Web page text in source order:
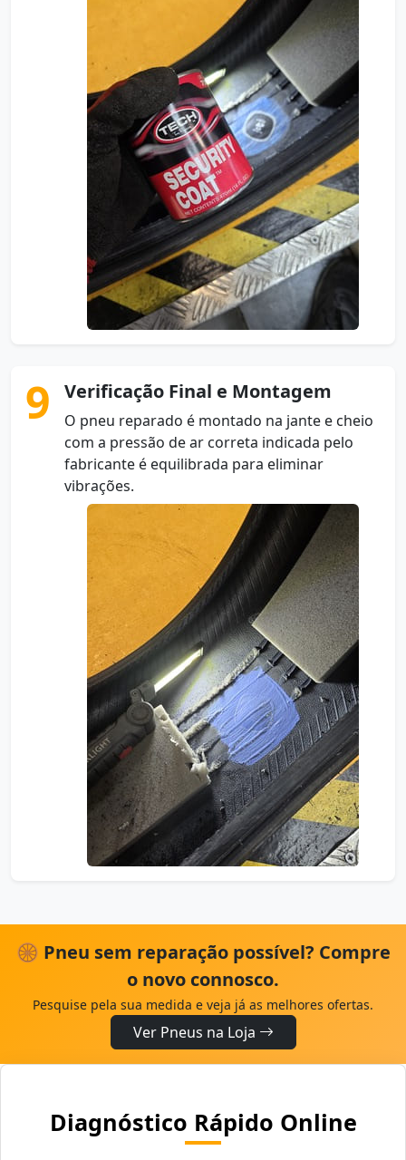
9 Verificação Final e Montagem
O pneu reparado é montado na jante e cheio
com a pressão de ar correta indicada pelo
fabricante é equilibrada para eliminar
vibrações.
🛞 Pneu sem reparação possível? Compre
o novo connosco.
Pesquise pela sua medida e veja já as melhores ofertas.
Ver Pneus na Loja
Diagnóstico Rápido Online